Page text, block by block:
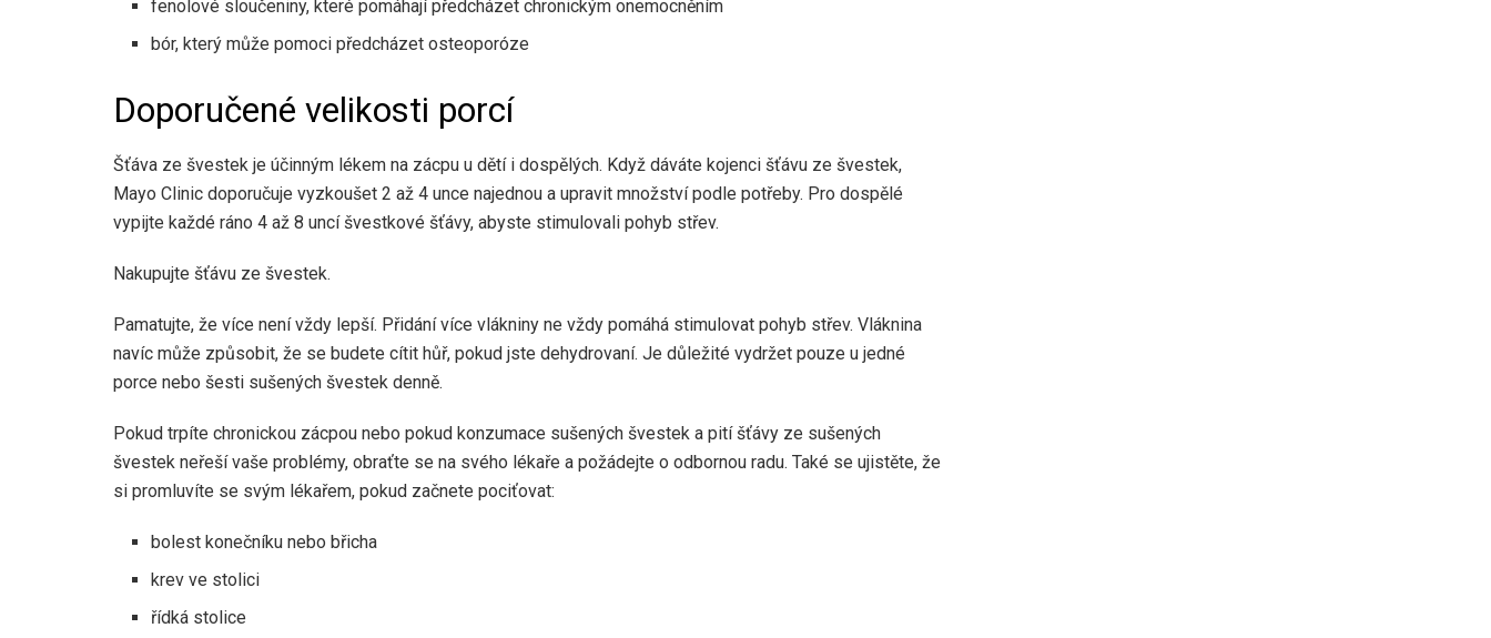
fenolové sloučeniny, které pomáhají předcházet chronickým onemocněním
bór, který může pomoci předcházet osteoporóze
Doporučené velikosti porcí
Šťáva ze švestek je účinným lékem na zácpu u dětí i dospělých. Když dáváte kojenci šťávu ze švestek,
Mayo Clinic doporučuje vyzkoušet 2 až 4 unce najednou a upravit množství podle potřeby. Pro dospělé
vypijte každé ráno 4 až 8 uncí švestkové šťávy, abyste stimulovali pohyb střev.
Nakupujte šťávu ze švestek.
Pamatujte, že více není vždy lepší. Přidání více vlákniny ne vždy pomáhá stimulovat pohyb střev. Vláknina
navíc může způsobit, že se budete cítit hůř, pokud jste dehydrovaní. Je důležité vydržet pouze u jedné
porce nebo šesti sušených švestek denně.
Pokud trpíte chronickou zácpou nebo pokud konzumace sušených švestek a pití šťávy ze sušených
švestek neřeší vaše problémy, obraťte se na svého lékaře a požádejte o odbornou radu. Také se ujistěte, že
si promluvíte se svým lékařem, pokud začnete pociťovat:
bolest konečníku nebo břicha
krev ve stolici
řídká stolice